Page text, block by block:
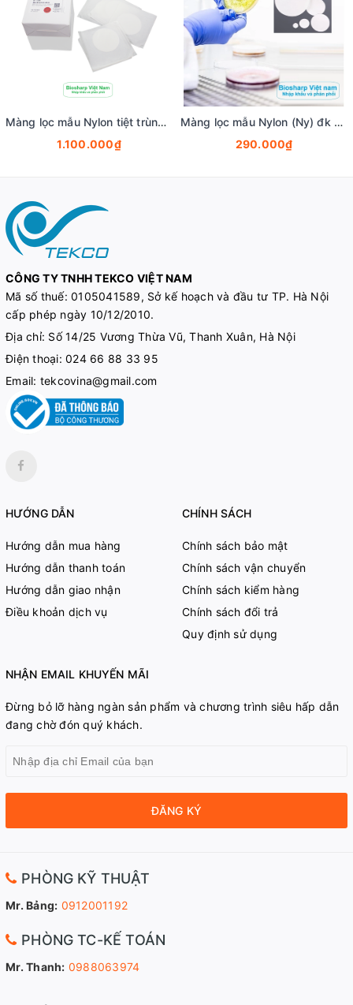
Màng lọc mẫu Nylon tiệt trùng (Ny) đk 47mm/0.22µm-0.45µm, 4x25 chiếc/hộp, hãng Biosharp
1.100.000₫
Màng lọc mẫu Nylon (Ny) đk 13-50mm/0.22µm-0.45µm, 4x25 chiếc/hộp, hãng Biosharp
290.000₫
CÔNG TY TNHH TEKCO VIỆT NAM
Mã số thuế: 0105041589, Sở kế hoạch và đầu tư TP. Hà Nội
cấp phép ngày 10/12/2010.
Địa chỉ: Số 14/25 Vương Thừa Vũ, Thanh Xuân, Hà Nội
Điện thoại: 024 66 88 33 95
Email: tekcovina@gmail.com
HƯỚNG DẪN
Hướng dẫn mua hàng
Hướng dẫn thanh toán
Hướng dẫn giao nhận
Điều khoản dịch vụ
CHÍNH SÁCH
Chính sách bảo mật
Chính sách vận chuyển
Chính sách kiểm hàng
Chính sách đổi trả
Quy định sử dụng
NHẬN EMAIL KHUYẾN MÃI
Đừng bỏ lỡ hàng ngàn sản phẩm và chương trình siêu hấp dẫn
đang chờ đón quý khách.
ĐĂNG KÝ
PHÒNG KỸ THUẬT
Mr. Bảng: 0912001192
PHÒNG TC-KẾ TOÁN
Mr. Thanh: 0988063974